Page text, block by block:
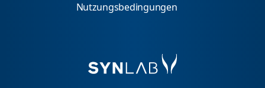
Nutzungsbedingungen